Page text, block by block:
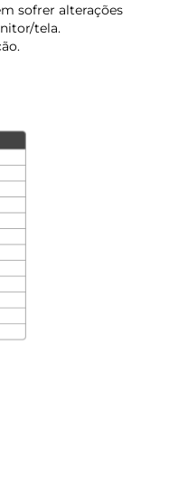
sofrer alterações
tela.